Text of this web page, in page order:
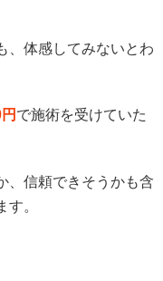
、体感してみないとわ
で施術を受けていた
、信頼できそうかも含
。